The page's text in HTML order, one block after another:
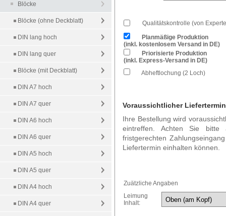
Blöcke
Blöcke (ohne Deckblatt)
DIN lang hoch
DIN lang quer
Blöcke (mit Deckblatt)
DIN A7 hoch
DIN A7 quer
DIN A6 hoch
DIN A6 quer
DIN A5 hoch
DIN A5 quer
DIN A4 hoch
DIN A4 quer
Qualitätskontrolle (von
Planmäßige Produktion
(inkl. kostenlosem Versand in DE)
Priorisierte Produktion
(inkl. Express-Versand in DE)
Abheftlochung (2 Loch)
Voraussichtlicher Liefertermin
Ihre Bestellung wird
eintreffen. Achten Sie bitte
fristgerechten
Liefertermin einhalten können.
Zuätzliche Angaben
Leimung
Inhalt: